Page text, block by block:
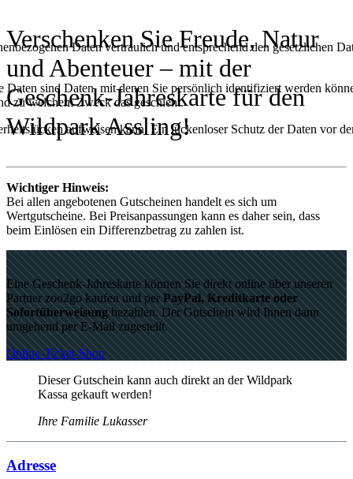
Verschenken Sie Freude, Natur
und Abenteuer – mit der
Geschenk-Jahreskarte für den
Wildpark Assling!
Wichtiger Hinweis:
Bei allen angebotenen Gutscheinen handelt es sich um
Wertgutscheine. Bei Preisanpassungen kann es daher sein, dass
beim Einlösen ein Differenzbetrag zu zahlen ist.
Eine Geschenk-Jahreskarte können Sie direkt online über unseren
Partnerzoo2go kaufen undperPayPal, Kreditkarte oder
Sofortüberweisungbezahlen. Der Gutschein wird Ihnen dann
umgehend per E-Mail zugestellt.
Online-Ticket-Shop
Dieser Gutschein kann auch direkt an der Wildpark
Kassa gekauft werden!
Ihre Familie Lukasser
Adresse
Daten vertraulich und entsprechend den gesetzlichen
Daten sind Daten, mit denen Sie persönlich identifiziert werden
zu welchem Zweck das geschieht.
aufweisen kann. Ein lückenloser Schutz der Daten vor